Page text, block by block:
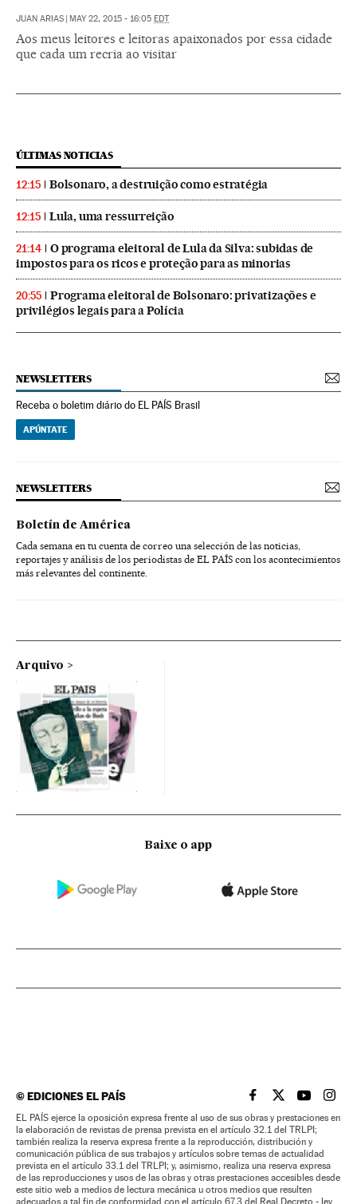
JUAN ARIAS MAY 22, 2015 - 16:05 EDT
Aos meus leitores e leitoras apaixonados por essa cidade
que cada um recria ao visitar
ÚLTIMAS NOTICIAS
12:15 Bolsonaro, a destruição como estratégia
12:15 Lula, uma ressurreição
21:14
O programa eleitoral de Lula da Silva: subidas de
impostos para os ricos e proteção para as minorias
20:55
Programa eleitoral de Bolsonaro: privatizações e
privilégios legais para a Polícia
NEWSLETTERS
Receba o boletim diário do EL PAÍS Brasil
APÚNTATE
NEWSLETTERS
Boletín de América
Cada semana en tu cuenta de correo una selección de las noticias,
reportajes y análisis de los periodistas de EL PAÍS con los acontecimientos
más relevantes del continente.
Arquivo
Baixe o app
©EDICIONES EL PAÍS EL PAÍS BRASIL EN
EL PAÍSEL PAÍS
EL
EL PAÍS ejerce la oposición expresa frente al uso de sus obras y prestaciones en
la elaboración de revistas de prensa prevista en el artículo 32.1 del TRLPI;
también realiza la reserva expresa frente a la reproducción, distribución y
comunicación pública de sus trabajos y artículos sobre temas de actualidad
prevista en el artículo 33.1 del TRLPI; y, asimismo, realiza una reserva expresa
de las reproducciones y usos de las obras y otras prestaciones accesibles desde
este sitio web a medios de lectura mecánica u otros medios que resulten
adecuados a tal fin de conformidad con el artículo 67.3 del Real Decreto - ley